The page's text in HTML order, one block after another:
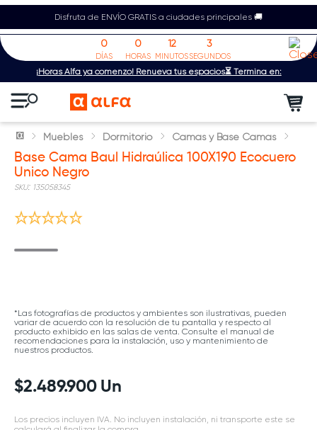
Disfruta de ENVÍO GRATIS a ciudades principales 🚚
¡Horas Alfa ya comenzó! Renueva tus espacios⏳ Termina en:
0
DÍAS
0
HORAS
12
MINUTOS
3
SEGUNDOS
Muebles Dormitorio Camas y Base Camas
Base Cama Baul Hidraúlica 100X190 Ecocuero
Unico Negro
: 135058345
*Las fotografías de productos y ambientes son ilustrativas, pueden
variar de acuerdo con la resolución de tu pantalla y respecto al
producto exhibido en las salas de venta. Consulte el manual de
recomendaciones para la instalación, uso y mantenimiento de
nuestros productos.
$2.489.900 Un
Los precios incluyen IVA. No incluyen instalación, ni transporte este se